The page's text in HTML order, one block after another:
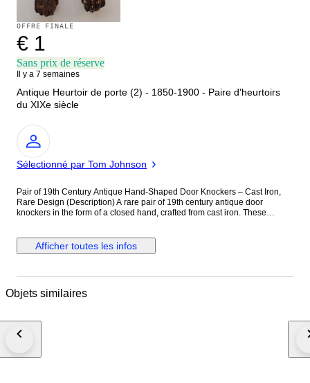
OFFRE FINALE
€ 1
Sans prix de réserve
Il y a 7 semaines
Antique Heurtoir de porte (2) - 1850-1900 - Paire d'heurtoirs
du XIXe siècle
Expert
Sélectionné par Tom Johnson
Pair of 19th Century Antique Hand-Shaped Door Knockers – Cast Iron,
Rare Design (Description) A rare pair of 19th century antique door
knockers in the form of a closed hand, crafted from cast iron. These
Both pieces retain their original aged patina, with visible signs of wear,
surface rust, and remnants of old paint, adding to their authentic antique
indicating their original use on thick wooden doors. This matching pair is
unique decorative statement pieces. Details: Period: 19th Century
Afficher toutes les infos
Objets similaires